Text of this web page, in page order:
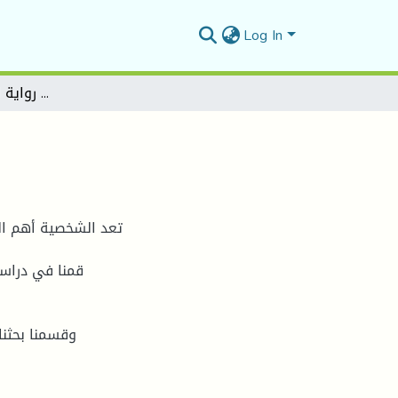
Log In
هندسة الفضاء في رواية الامير لواسيني الاعرج
تعد الشخصية أهم
قمنا في
وقسمنا